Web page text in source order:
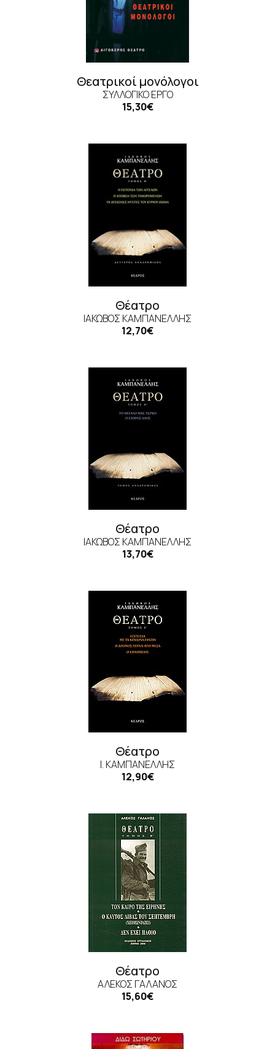
Θεατρικοί μονόλογοι
ΣΥΛΛΟΓΙΚΌ ΈΡΓΟ
15,30€
Θέατρο
ΙΆΚΩΒΟΣ ΚΑΜΠΑΝΈΛΛΗΣ
12,70€
Θέατρο
ΙΆΚΩΒΟΣ ΚΑΜΠΑΝΈΛΛΗΣ
13,70€
Θέατρο
Ι. ΚΑΜΠΑΝΈΛΛΗΣ
12,90€
Θέατρο
ΑΛΈΚΟΣ ΓΑΛΑΝΌΣ
15,60€